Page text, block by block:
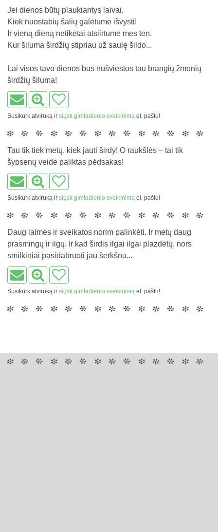
Jei dienos būtų plaukiantys laivai,
Kiek nuostabių šalių galėtume išvysti!
Ir vieną dieną netikėtai atsiirtume mes ten,
Kur šiluma širdžių stipriau už saulę šildo...
Lai visos tavo dienos bus nušviestos tau brangių žmonių
širdžių šiluma!
Susikurk atviruką ir siųsk gimtadienio sveikinimą el. paštu!
Tau tik tiek metų, kiek jauti širdy! O raukšlės – tai tik
šypsenų veide paliktas pėdsakas!
Susikurk atviruką ir siųsk gimtadienio sveikinimą el. paštu!
Daug laimės ir sveikatos norim palinkėti. Ir metų daug
prasmingų ir ilgų. Ir kad širdis ilgai ilgai plazdėtų, nors
smilkiniai pasidabruoti jau šerkšnu...
Susikurk atviruką ir siųsk gimtadienio sveikinimą el. paštu!